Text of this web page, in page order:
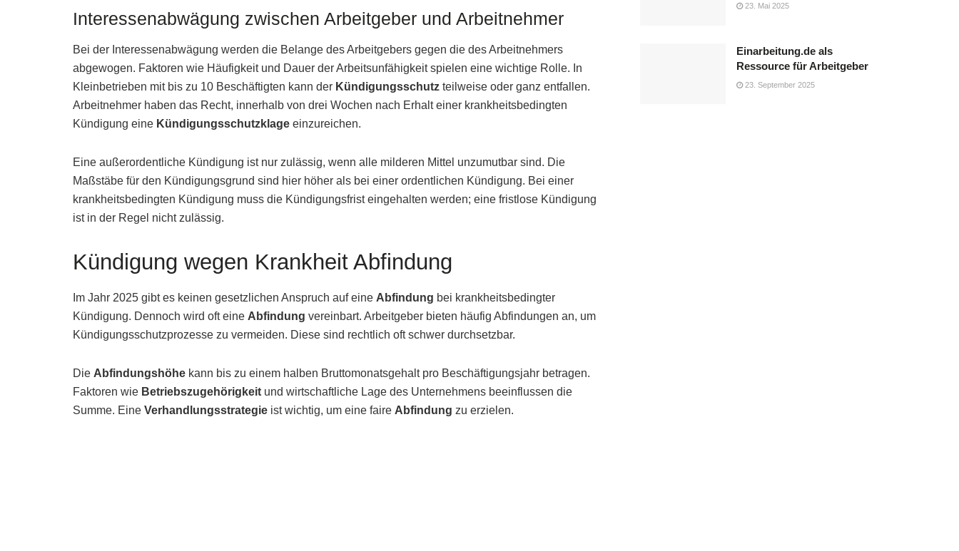
Interessenabwägung zwischen Arbeitgeber und Arbeitnehmer
Bei der Interessenabwägung werden die Belange des Arbeitgebers gegen die des Arbeitnehmers
abgewogen. Faktoren wie Häufigkeit und Dauer der Arbeitsunfähigkeit spielen eine wichtige Rolle. In
Kleinbetrieben mit bis zu 10 Beschäftigten kann der Kündigungsschutz teilweise oder ganz entfallen.
Arbeitnehmer haben das Recht, innerhalb von drei Wochen nach Erhalt einer krankheitsbedingten
Kündigung eine Kündigungsschutzklage einzureichen.
Eine außerordentliche Kündigung ist nur zulässig, wenn alle milderen Mittel unzumutbar sind. Die
Maßstäbe für den Kündigungsgrund sind hier höher als bei einer ordentlichen Kündigung. Bei einer
krankheitsbedingten Kündigung muss die Kündigungsfrist eingehalten werden; eine fristlose Kündigung
ist in der Regel nicht zulässig.
Kündigung wegen Krankheit Abfindung
Im Jahr 2025 gibt es keinen gesetzlichen Anspruch auf eine Abfindung bei krankheitsbedingter
Kündigung. Dennoch wird oft eine Abfindung vereinbart. Arbeitgeber bieten häufig Abfindungen an, um
Kündigungsschutzprozesse zu vermeiden. Diese sind rechtlich oft schwer durchsetzbar.
Die Abfindungshöhe kann bis zu einem halben Bruttomonatsgehalt pro Beschäftigungsjahr betragen.
Faktoren wie Betriebszugehörigkeit und wirtschaftliche Lage des Unternehmens beeinflussen die
Summe. Eine Verhandlungsstrategie ist wichtig, um eine faire Abfindung zu erzielen.
23. Mai 2025
Einarbeitung.de als
Ressource für Arbeitgeber
23. September 2025